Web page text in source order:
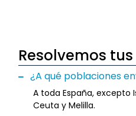
Resolvemos
¿A qué poblaciones
A toda España, excepto
Ceuta y Melilla.